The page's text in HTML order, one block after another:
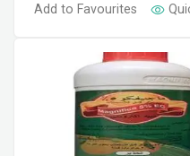
Add to Favourites